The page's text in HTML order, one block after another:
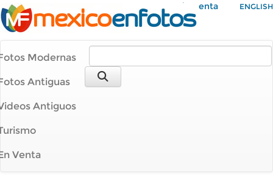
Mi Cuenta ENGLISH
Modernas
Antiguas
Antiguos
Venta